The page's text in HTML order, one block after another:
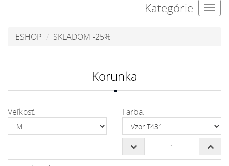
Kategórie
ESHOP SKLADOM -25%
Korunka
Veľkosť: Farba: